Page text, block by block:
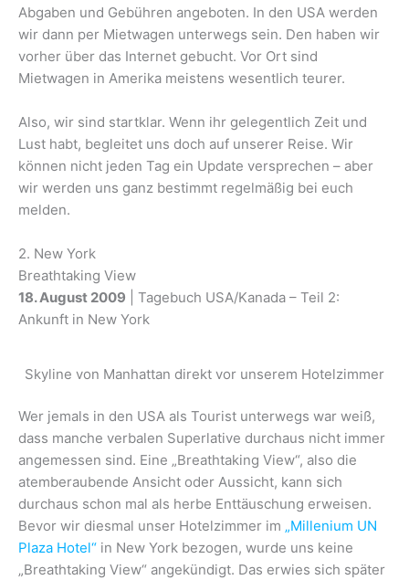
Abgaben und Gebühren angeboten. In den USA werden
wir dann per Mietwagen unterwegs sein. Den haben wir
vorher über das Internet gebucht. Vor Ort sind
Mietwagen in Amerika meistens wesentlich teurer.
Also, wir sind startklar. Wenn ihr gelegentlich Zeit und
Lust habt, begleitet uns doch auf unserer Reise. Wir
können nicht jeden Tag ein Update versprechen – aber
wir werden uns ganz bestimmt regelmäßig bei euch
melden.
2. New York
Breathtaking View
18. August 2009 | Tagebuch USA/Kanada – Teil 2:
Ankunft in New York
Skyline von Manhattan direkt vor unserem Hotelzimmer
Wer jemals in den USA als Tourist unterwegs war weiß,
dass manche verbalen Superlative durchaus nicht immer
angemessen sind. Eine „Breathtaking View“, also die
atemberaubende Ansicht oder Aussicht, kann sich
durchaus schon mal als herbe Enttäuschung erweisen.
Bevor wir diesmal unser Hotelzimmer im „Millenium UN
Plaza Hotel“ in New York bezogen, wurde uns keine
„Breathtaking View“ angekündigt. Das erwies sich später